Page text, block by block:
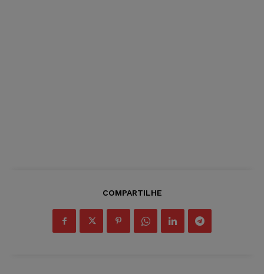
COMPARTILHE